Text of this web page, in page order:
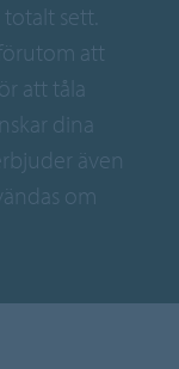
sett.
att
att tåla
dina
även
om